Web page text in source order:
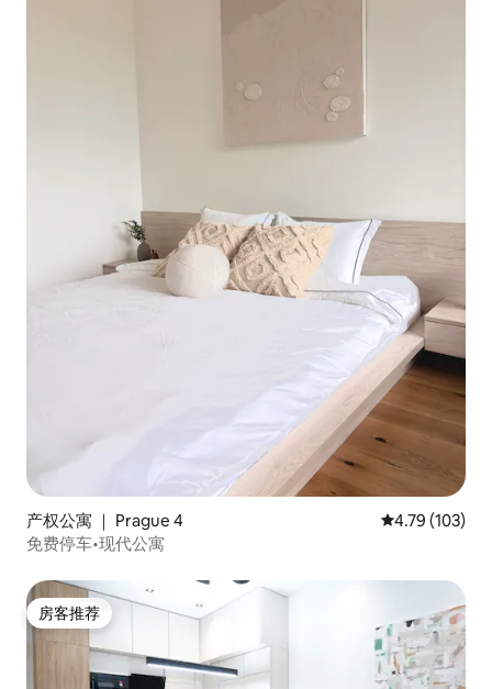
产权公寓 ｜ Prague 4 平均评分 4.79
4.79 (103)
免费停车•现代公寓
房客推荐
房客推荐